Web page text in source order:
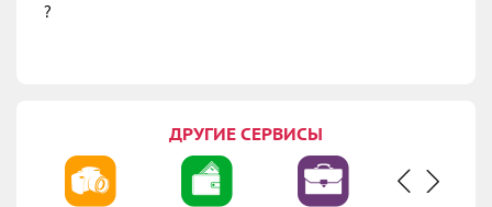
?
ДРУГИЕ СЕРВИСЫ